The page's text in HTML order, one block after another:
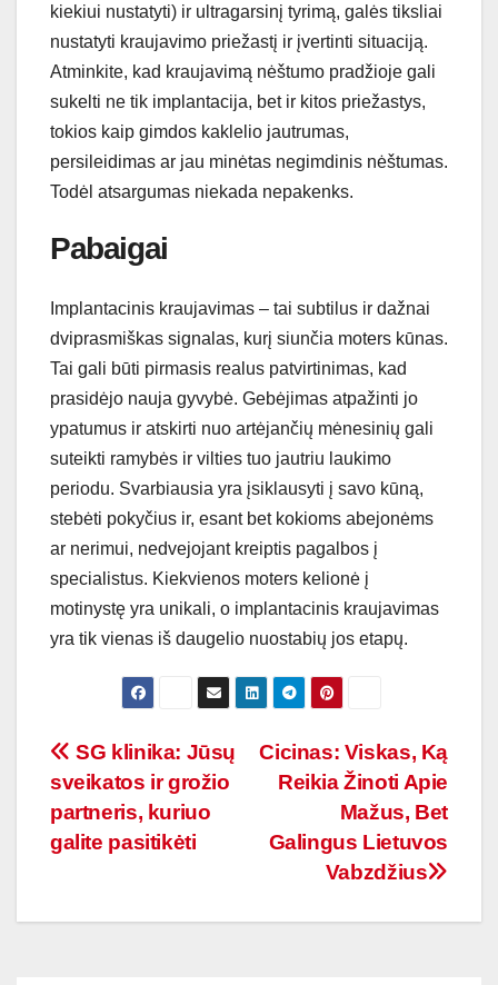
kiekiui nustatyti) ir ultragarsinį tyrimą, galės tiksliai
nustatyti kraujavimo priežastį ir įvertinti situaciją.
Atminkite, kad kraujavimą nėštumo pradžioje gali
sukelti ne tik implantacija, bet ir kitos priežastys,
tokios kaip gimdos kaklelio jautrumas,
persileidimas ar jau minėtas negimdinis nėštumas.
Todėl atsargumas niekada nepakenks.
Pabaigai
Implantacinis kraujavimas – tai subtilus ir dažnai
dviprasmiškas signalas, kurį siunčia moters kūnas.
Tai gali būti pirmasis realus patvirtinimas, kad
prasidėjo nauja gyvybė. Gebėjimas atpažinti jo
ypatumus ir atskirti nuo artėjančių mėnesinių gali
suteikti ramybės ir vilties tuo jautriu laukimo
periodu. Svarbiausia yra įsiklausyti į savo kūną,
stebėti pokyčius ir, esant bet kokioms abejonėms
ar nerimui, nedvejojant kreiptis pagalbos į
specialistus. Kiekvienos moters kelionė į
motinystę yra unikali, o implantacinis kraujavimas
yra tik vienas iš daugelio nuostabių jos etapų.
Navigacija
tarp
įrašų
Cicinas: Viskas, Ką
Reikia Žinoti Apie
Mažus, Bet
Galingus Lietuvos
Vabzdžius
SG klinika: Jūsų
sveikatos ir grožio
partneris, kuriuo
galite pasitikėti